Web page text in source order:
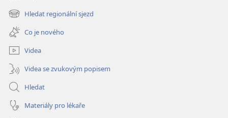
nové
okno)
Hledat regionální sjezd
(otevřeno
nové
okno)
Co je nového
Videa
Videa se zvukovým popisem
Hledat
Materiály pro lékaře